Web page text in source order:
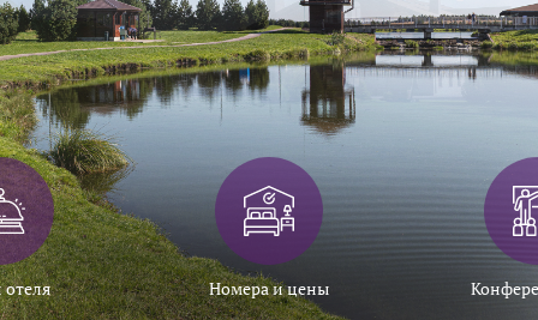
отеля Номера и цены